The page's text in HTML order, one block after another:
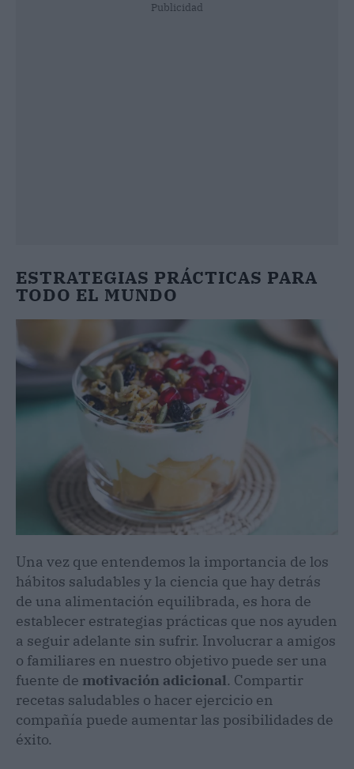
Publicidad
ESTRATEGIAS PRÁCTICAS PARA
TODO EL MUNDO
Una vez que entendemos la importancia de los
hábitos saludables y la ciencia que hay detrás
de una alimentación equilibrada, es hora de
establecer estrategias prácticas que nos ayuden
a seguir adelante sin sufrir. Involucrar a amigos
o familiares en nuestro objetivo puede ser una
fuente de motivación adicional. Compartir
recetas saludables o hacer ejercicio en
compañía puede aumentar las posibilidades de
éxito.